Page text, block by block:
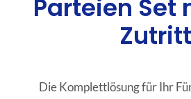
Parteien Set
Zutritt
Die Komplettlösung für Ihr